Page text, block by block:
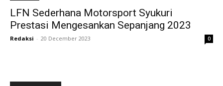
LFN Sederhana Motorsport Syukuri
Prestasi Mengesankan Sepanjang 2023
Redaksi - 20 December 2023 0